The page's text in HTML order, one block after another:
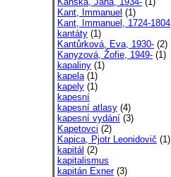
Kant, Immanuel (1)
Kant, Immanuel, 1724-1804
kantáty (1)
Kantůrková, Eva, 1930- (2)
Kanyzová, Žofie, 1949- (1)
kapaliny (1)
kapela(1)
kapely (1)
kapesní
kapesní atlasy (4)
kapesní vydání (3)
Kapetovci (2)
Kapica, Pjotr Leonidovič (1)
kapitál (2)
kapitalismus
kapitán Exner(3)